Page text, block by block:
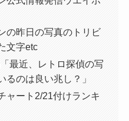
の昨日の写真のトリビ
文字etc
最近、レトロ探偵の写
るのは良い兆し？」
ャート2/21付けランキ